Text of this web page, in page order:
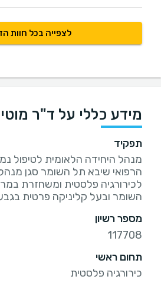
לצפייה בכל חוות
מידע כללי על ד"ר
תפקיד
מנהל היחידה הלאומית לטיפול
הרפואי שיבא תל השומר סגן
לכירורגיה פלסטית ומשחזרת
השומר ובעל קליניקה פרטית
מספר רשיון
117708
תחום ראשי
כירורגיה פלסטית